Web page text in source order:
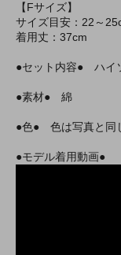
【Fサイズ】
サイズ目安：22～
着用丈：37cm
●セット内容● ハイ
●素材● 綿
●色● 色は写真と同
●モデル着用動画●